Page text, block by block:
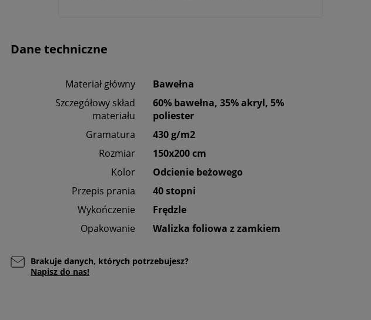
Dane techniczne
Materiał główny
Bawełna
Szczegółowy skład
materiału
60% bawełna, 35% akryl, 5%
poliester
Gramatura
430 g/m2
Rozmiar
150x200 cm
Kolor
Odcienie beżowego
Przepis prania
40 stopni
Wykończenie
Frędzle
Opakowanie
Walizka foliowa z zamkiem
Brakuje danych, których potrzebujesz?
Napisz do nas!